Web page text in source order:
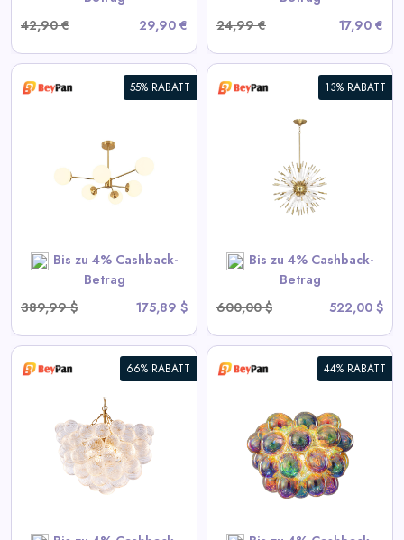
42,90 €
29,90 €
24,99 €
17,90 €
55% RABATT
Bis zu 4% Cashback-
Betrag
389,99 $
175,89 $
13% RABATT
Bis zu 4% Cashback-
Betrag
600,00 $
522,00 $
Kronleuchter - Goldene
Sputnik-Hängelampe
View All BeyPan Deals
SHOP NOW
66% RABATT 44% RABATT
Blubbernde Deckenleuchte mit
irisierendem Cognac getöntem
View All BeyPan Deals